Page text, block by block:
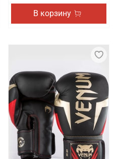
В корзину